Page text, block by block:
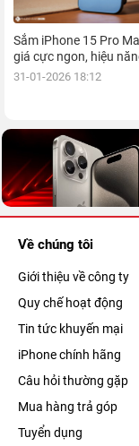
Sắm iPhone 15 Pro
giá cực ngon, hiệu
kèm nhiều ưu đãi, mua
31-01-2026 18:12
Về chúng tôi
Giới thiệu về công ty
Quy chế hoạt động
Tin tức khuyến mại
iPhone chính hãng
Câu hỏi thường gặp
Mua hàng trả góp
Tuyển dụng